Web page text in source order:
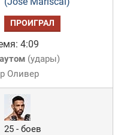
ПРОИГРАЛ
4:09
(удары)
Оливер
25 - боев